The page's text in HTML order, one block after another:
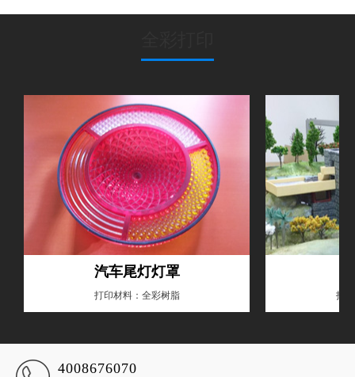
汽车尾灯灯罩
打印材料：全彩树脂 打
4008676070